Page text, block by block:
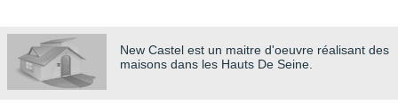
New Castel est un maitre d'oeuvre réalisant des
maisons dans les Hauts De Seine.